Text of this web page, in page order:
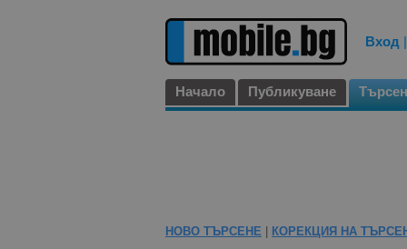
Вход |
Начало Публикуване
НОВО ТЪРСЕНЕ КОРЕКЦИЯ НА